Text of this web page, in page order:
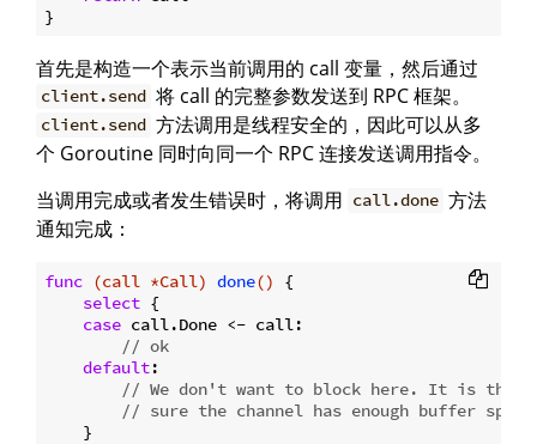
首先是构造一个表示当前调用的 call 变量，然后通过
client.send 将 call 的完整参数发送到 RPC 框架。
client.send 方法调用是线程安全的，因此可以从多
个 Goroutine 同时向同一个 RPC 连接发送调用指令。
当调用完成或者发生错误时，将调用 call.done 方法
通知完成：
func (call *Call) done()
{
select {
case call.Done <- call:
// ok
default:
// We don't want to block here. It is the
// sure the channel has enough buffer
    }